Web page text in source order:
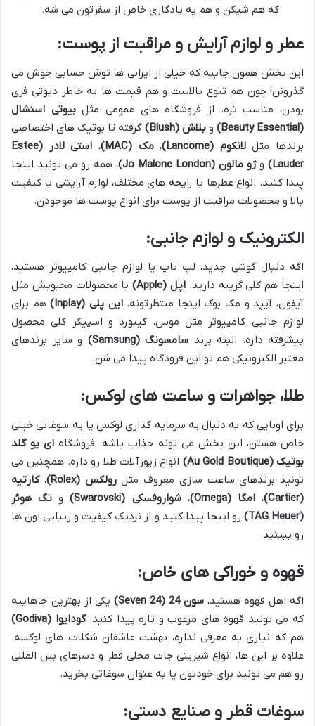
که هم شیکن و هم یه یادگاری خاص از سفرتون می شه.
عطر و لوازم آرایش و مراقبت از پوست:
این بخش همون جاییه که خیلی از ایرانی ها توش حسابی خوش می
گذرونن! چون هم تنوع بالاست و هم قیمت ها به خاطر دیوتی فری
بودن، مناسب تره. از فروشگاه های عمومی مثلبیوتی اسنشال
(Beauty Essential)
وبلاش (Blush)
گرفته تا بوتیک های اختصاصی
برندها مثللانکوم (Lancome) ،مک (MAC) ،
استی لادر (Estee
Lauder)
وژو مالون (Jo Malone London)
، همه رو می تونید اینجا
پیدا کنید. انواع عطرها با رایحه های مختلف، لوازم آرایشی با کیفیت
بالا و محصولات مراقبت از پوست برای انواع پوست ها موجودن.
الکترونیک و لوازم جانبی:
اگه دنبال گوشی جدید، لپ تاپ یا لوازم جانبی کامپیوتر هستید،
اینجا هم کلی گزینه دارید. اپل (Apple)
با محصولات محبوبش مثل
آیفون، آیپد و مک بوک اینجا منتظرتونه.این پلی (Inplay)
هم برای
لوازم جانبی کامپیوتر مثل موس، کیبورد و اسپیکر کلی محصول
پیشرفته داره. البته برند سامسونگ (Samsung)
و سایر برندهای
معتبر الکترونیکی هم تو این فرودگاه پیدا می شن.
طلا، جواهرات و ساعت های لوکس:
برای اونایی که به دنبال یه سرمایه گذاری لوکس یا یه سوغاتی خیلی
خاص هستن، این بخش می تونه جذاب باشه. فروشگاه ای یو گلد
بوتیک (Au Gold Boutique)
انواع زیورآلات طلا رو داره. همچنین می
تونید برندهای ساعت سازی معروف مثلرولکس (Rolex) ،کارتیه
(Cartier)
،امگا (Omega) ،شواروفسکی (Swarovski) و تگ هوئر
(TAG Heuer)
رو اینجا پیدا کنید و از نزدیک کیفیت و زیبایی اون ها
رو ببینید.
قهوه و خوراکی های خاص:
اگه اهل قهوه هستید، سون 24 (Seven 24)
یکی از بهترین جاهاییه
که می تونید قهوه های مرغوب و تازه پیدا کنید.گودایوا (Godiva)
هم که نیازی به معرفی نداره، بهشت عاشقان شکلات های لوکسه.
علاوه بر این ها، انواع شیرینی جات محلی قطر و دسرهای بین المللی
رو هم می تونید برای خودتون یا به عنوان سوغاتی بخرید.
سوغات قطر و صنایع دستی: